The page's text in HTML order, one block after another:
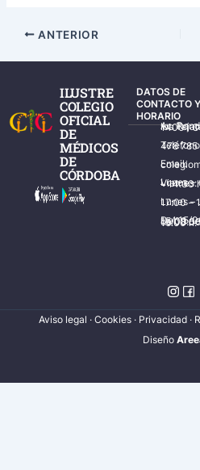
ANTERIOR
ILUSTRE
COLEGIO
OFICIAL
DE
MÉDICOS
DE
CÓRDOBA
DATOS DE
CONTACTO Y
HORARIO
Av. Ronda de los
Teléfonos: 957 478 785
Email:
Lunes – Viernes: 08:30 –
Lunes – Jueves:
Del 15/06 al 15/09 de L – V de 08:00 – 15:00 h.
Aviso legal · Cookies· Privacidad ·
Diseño